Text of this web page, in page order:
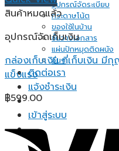
อุปกรณ์จัดระเบียบ
กระดาษโน้ต
ของใช้ในบ้าน
ชั้นวางเอกสาร
แผ่นปักหมุดติดผนัง
อื่นๆ
ติดต่อเรา
แจ้งชำระเงิน
เข้าสู่ระบบ
สินค้าหมดแล้ว
อุปกรณ์จัดเก็บเงิน
กล่องเก็บเงิน ที่เก็บเงิน มี
แข็งแรง
฿599.00